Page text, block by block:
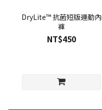
DryLite™ 抗菌短版運動內
褲
NT$450